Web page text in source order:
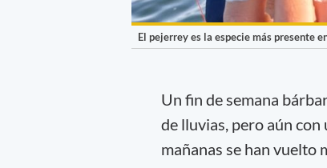
El pejerrey es la especie más presente
Un fin de semana
de lluvias, pero aún
mañanas se han vuelto